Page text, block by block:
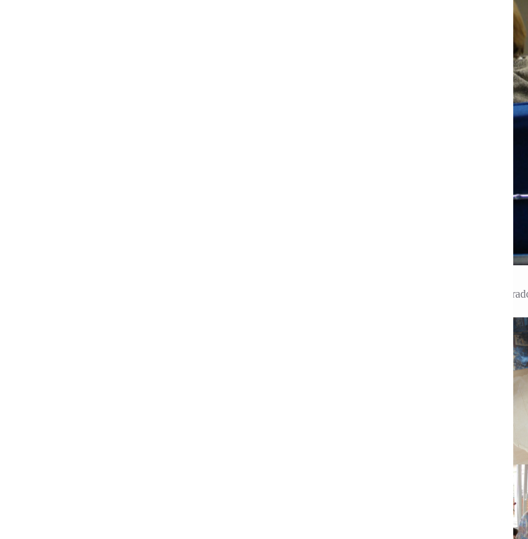
Członkinie Stowarzyszenia razem z Męskim Ciałem